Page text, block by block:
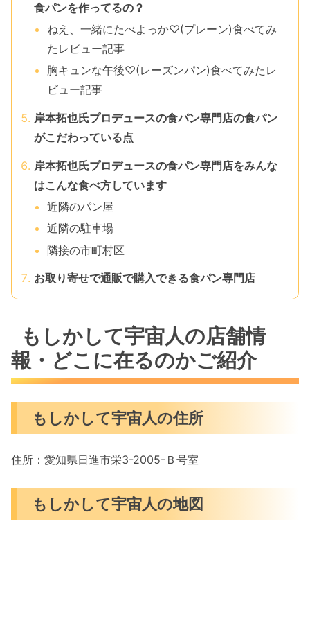
食パンを作ってるの？
ねえ、一緒にたべよっか♡(プレーン)食べてみ
たレビュー記事
胸キュンな午後♡(レーズンパン)食べてみたレ
ビュー記事
岸本拓也氏プロデュースの食パン専門店の食パン
がこだわっている点
岸本拓也氏プロデュースの食パン専門店をみんな
はこんな食べ方しています
近隣のパン屋
近隣の駐車場
隣接の市町村区
お取り寄せで通販で購入できる食パン専門店
もしかして宇宙人の店舗情
報・どこに在るのかご紹介
もしかして宇宙人の住所
住所：愛知県日進市栄3-2005-Ｂ号室
もしかして宇宙人の地図